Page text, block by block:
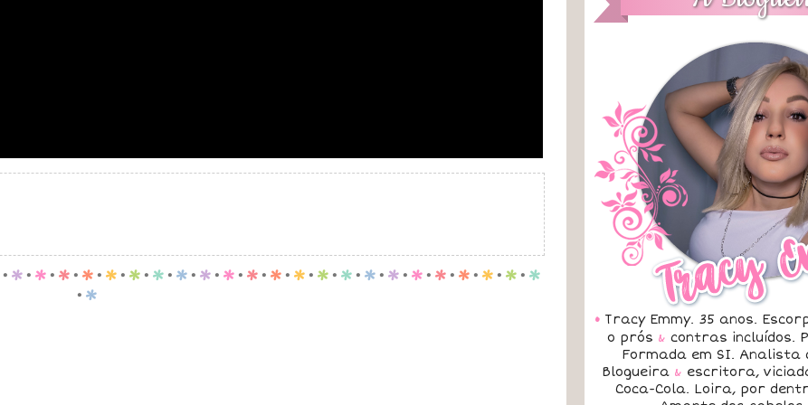
. p . p . p . p . p . p . p . p . p . p . p . p . p . p . p . p . p . p . p . p . p . p . p
. p
• Tracy Emmy. 35 anos.
o prós & contras incluídos.
Formada em SI. Analista
Blogueira & escritora,
Coca-Cola. Loira, por